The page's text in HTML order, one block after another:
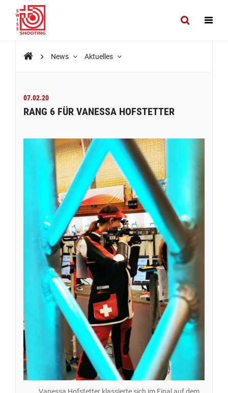
News Aktuelles
07.02.20
RANG 6 FÜR VANESSA HOFSTETTER
Vanessa Hofstetter klassierte sich im Final auf dem